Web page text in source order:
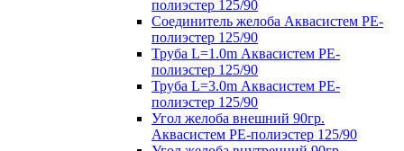
полиэстер 125/90
Соединитель желоба Аквасистем PE-
полиэстер 125/90
Труба L=1.0m Аквасистем PE-
полиэстер 125/90
Труба L=3.0m Аквасистем PE-
полиэстер 125/90
Угол желоба внешний 90гр.
Аквасистем PE-полиэстер 125/90